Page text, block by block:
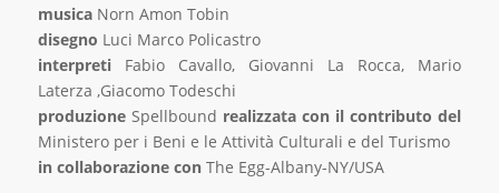
musicaNorn Amon Tobin
disegno Luci Marco Policastro
interpretiFabio Cavallo, Giovanni La Rocca, Mario
Laterza ,Giacomo Todeschi
produzioneSpellbound realizzata con il contributo del
Ministero per i Beni e le Attività Culturali e del Turismo
in collaborazione con The Egg-Albany-NY/USA